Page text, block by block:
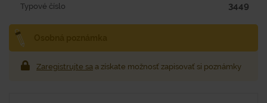
Typové číslo 3449
Zaregistrujte sa a získate možnosť zapisovať si poznámky